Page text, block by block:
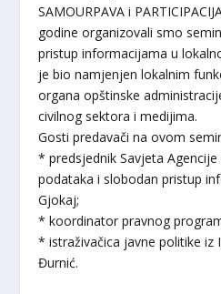
SAMOURPAVA i
godine organizovali smo
pristup informacijama u
je bio namjenjen lokalnim
organa opštinske
civilnog sektora i medijima.
Gosti predavači na ovom
* predsjednik Savjeta
podataka i slobodan pristup
Gjokaj;
* koordinator pravnog
* istraživačica javne politike iz
Đurnić.